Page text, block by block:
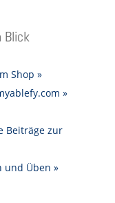
Blick
Shop »
»
Beiträge zur
und Üben »